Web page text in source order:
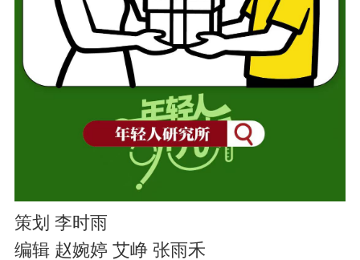
策划 李时雨
编辑 赵婉婷 艾峥 张雨禾